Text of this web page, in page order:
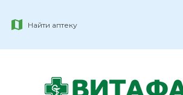
Найти аптеку